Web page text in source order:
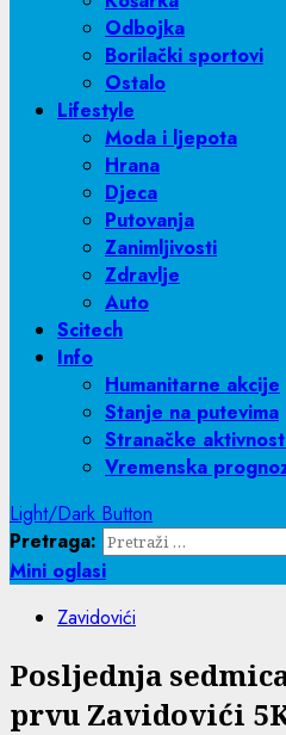
Odbojka
Borilački sportovi
Ostalo
Lifestyle
Moda i ljepota
Hrana
Djeca
Putovanja
Zanimljivosti
Zdravlje
Auto
Scitech
Info
Humanitarne akcije
Stanje na putevima
Stranačke
Vremenska
Light/Dark Button
Pretraga:
Mini oglasi
Zavidovići
Posljednja
prvu Zavidovići